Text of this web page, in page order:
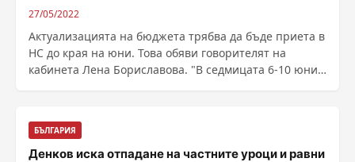
27/05/2022
Актуализацията на бюджета трябва да бъде приета в
НС до края на юни. Това обяви говорителят на
кабинета Лена Бориславова. "В седмицата 6-10 юни
БЪЛГАРИЯ
Денков иска отпадане на частните уроци и равни